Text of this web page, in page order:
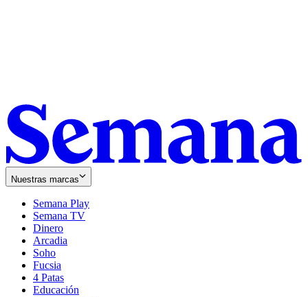
Nuestras marcas
Semana Play
Semana TV
Dinero
Arcadia
Soho
in
new
window
Fucsia
in
new
4 Patas
Educación